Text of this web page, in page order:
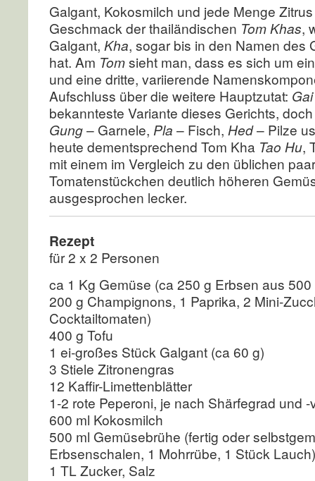
Galgant, Kokosmilch und jede Menge
Geschmack der thailändischen Tom Khas,
Galgant, Kha, sogar bis in den Namen des
hat. Am Tomsieht man, dass es sich um
und eine dritte, variierende
Aufschluss über die weitere Hauptzutat: Gai
bekannteste Variante dieses Gerichts,
Gung– Garnele, Pla – Fisch, Hed– Pilze
heute dementsprechend Tom Kha Tao Hu,
mit einem im Vergleich zu den üblichen
Tomatenstückchen deutlich höheren
ausgesprochen lecker.
Rezept
für 2 x 2 Personen
ca 1 Kg Gemüse (ca 250 g Erbsen aus
200 g Champignons, 1 Paprika, 2 Mini-
Cocktailtomaten)
400 g Tofu
1 ei-großes Stück Galgant (ca 60 g)
3 Stiele Zitronengras
12 Kaffir-Limettenblätter
1-2 rote Peperoni, je nach Shärfegrad und -
600 ml Kokosmilch
500 ml Gemüsebrühe (fertig oder
Erbsenschalen, 1 Mohrrübe, 1 Stück Lauch)
1 TL Zucker, Salz